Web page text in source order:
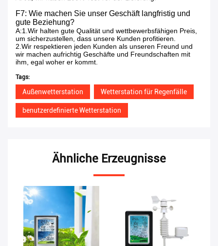
F7: Wie machen Sie unser Geschäft langfristig und
gute Beziehung?
A:1.Wir halten gute Qualität und wettbewerbsfähigen Preis,
um sicherzustellen, dass unsere Kunden profitieren.
2.Wir respektieren jeden Kunden als unseren Freund und
wir machen aufrichtig Geschäfte und Freundschaften mit
ihm, egal woher er kommt.
Tags:
Außenwetterstation Wetterstation für Regenfälle
benutzerdefinierte Wetterstation
Ähnliche Erzeugnisse